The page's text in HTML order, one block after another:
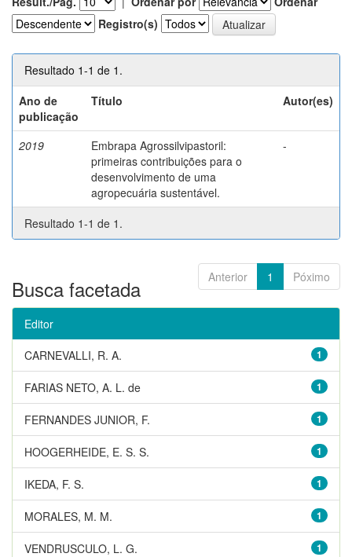
Registro(s)
Resultado 1-1 de 1.
Ano de
publicação
Título Autor(es)
2019
Embrapa Agrossilvipastoril:
primeiras contribuições para o
desenvolvimento de uma
agropecuária sustentável.
-
Resultado 1-1 de 1.
Anterior 1 Póximo
Busca facetada
Editor
1
CARNEVALLI, R. A.
1
FARIAS NETO, A. L. de
1
FERNANDES JUNIOR, F.
1
HOOGERHEIDE, E. S. S.
1
IKEDA, F. S.
1
MORALES, M. M.
1
VENDRUSCULO, L. G.